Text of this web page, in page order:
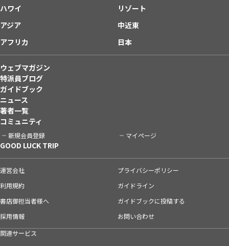
ハワイ
リゾート
アジア
中近東
アフリカ
日本
ウェブマガジン
特派員ブログ
ガイドブック
ニュース
著者一覧
コミュニティ
新規会員登録 マイページ
GOOD LUCK TRIP
運営会社
プライバシーポリシー
利用規約
ガイドライン
書店御担当者様へ
ガイドブックに投稿する
採用情報
お問い合わせ
関連サービス